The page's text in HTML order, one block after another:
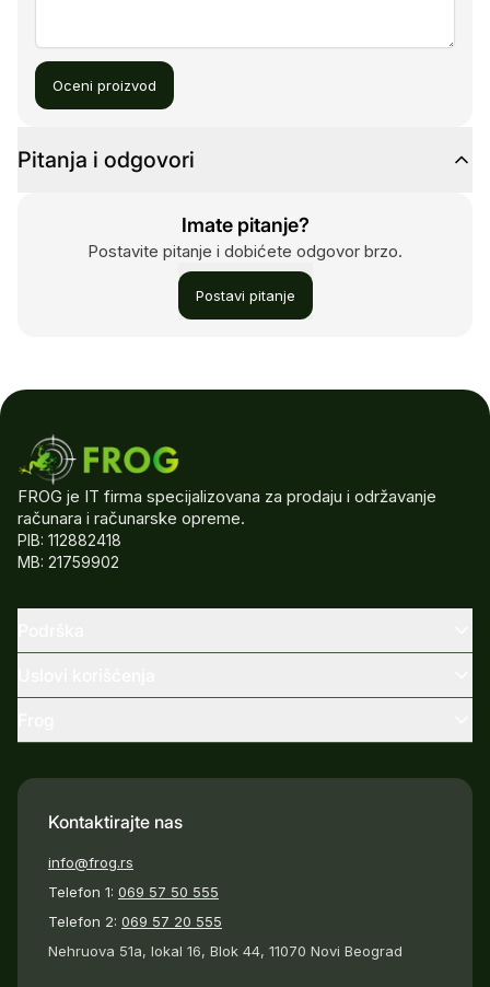
Oceni proizvod
Pitanja i odgovori
Imate pitanje?
Postavite pitanje i dobićete odgovor brzo.
Postavi pitanje
FROG je IT firma specijalizovana za prodaju i održavanje
računara i računarske opreme.
PIB: 112882418
MB: 21759902
Kontaktirajte nas
info@frog.rs
Telefon 1: 069 57 50 555
Telefon 2: 069 57 20 555
Nehruova 51a, lokal 16, Blok 44, 11070 Novi Beograd